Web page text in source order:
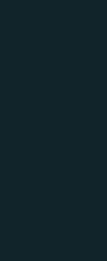
Die erste